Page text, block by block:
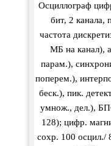
Осциллограф
бит, 2 канала,
частота
МБ на канал),
парам.),
поперем.),
беск.), пик.
умнож., дел.),
128); цифр.
сохр. 100 осцил./